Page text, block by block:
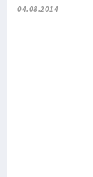
04.08.2014